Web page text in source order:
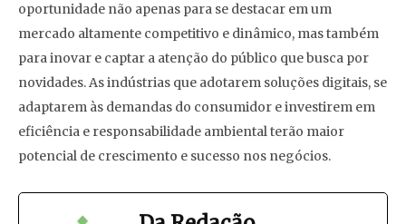
oportunidade não apenas para se destacar em um
mercado altamente competitivo e dinâmico, mas também
para inovar e captar a atenção do público que busca por
novidades. As indústrias que adotarem soluções digitais, se
adaptarem às demandas do consumidor e investirem em
eficiência e responsabilidade ambiental terão maior
potencial de crescimento e sucesso nos negócios.